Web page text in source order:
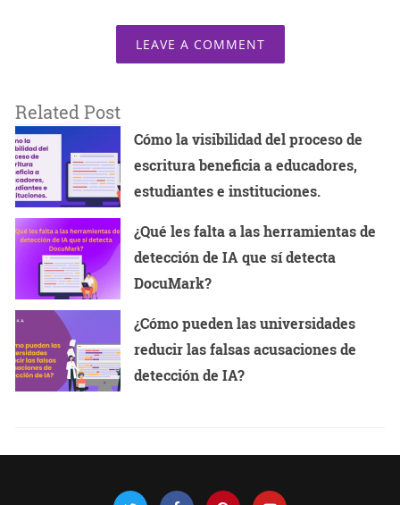
LEAVE A COMMENT
Related Post
Cómo la visibilidad del proceso de
escritura beneficia a educadores,
estudiantes e instituciones.
¿Qué les falta a las herramientas de
detección de IA que sí detecta
DocuMark?
¿Cómo pueden las universidades
reducir las falsas acusaciones de
detección de IA?